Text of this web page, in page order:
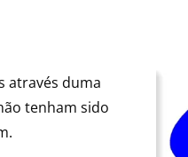
através duma
tenham sido